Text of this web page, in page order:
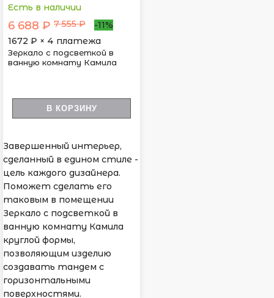
Есть в наличии
6 688 ₽ 7 555 ₽
-11%
1672 ₽ × 4 платежа
Зеркало с подсветкой в
ванную комнату Камила
В КОРЗИНУ
Завершенный интерьер,
сделанный в едином стиле -
цель каждого дизайнера.
Поможет сделать его
таковым в помещении
Зеркало с подсветкой в
ванную комнату Камила
круглой формы,
позволяющим изделию
создавать тандем с
горизонтальными
поверхностями.